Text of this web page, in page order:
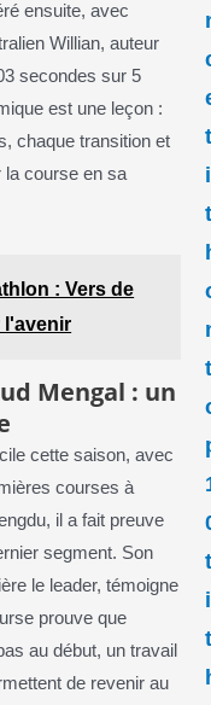
ensuite, avec
Willian, auteur
secondes sur 5
est une leçon :
chaque transition et
la course en sa
: Vers de
l'avenir
Mengal : un
cette saison, avec
courses à
il a fait preuve
segment. Son
le leader, témoigne
prouve que
au début, un travail
de revenir au